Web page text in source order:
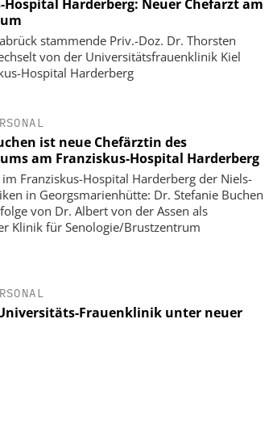
Hospital Harderberg: Neuer Chefarzt am
stammende Priv.-Doz. Dr. Thorsten
von der Universitätsfrauenklinik Kiel
Hospital Harderberg
ist neue Chefärztin des
am Franziskus-Hospital Harderberg
im Franziskus-Hospital Harderberg der Niels-
in Georgsmarienhütte: Dr. Stefanie Buchen
von Dr. Albert von der Assen als
Klinik für Senologie/Brustzentrum
Frauenklinik unter neuer